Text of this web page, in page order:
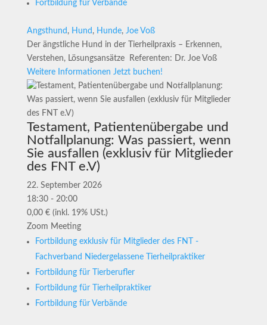
Fortbildung für Verbände
Angsthund , Hund , Hunde, Joe Voß
Der ängstliche Hund in der Tierheilpraxis – Erkennen,
Verstehen, Lösungsansätze Referenten: Dr. Joe Voß
Weitere Informationen Jetzt buchen!
Testament, Patientenübergabe und
Notfallplanung: Was passiert, wenn
Sie ausfallen (exklusiv für Mitglieder
des FNT e.V)
22. September 2026
18:30 - 20:00
0,00 € (inkl. 19% USt.)
Zoom Meeting
Fortbildung exklusiv für Mitglieder des FNT -
Fachverband Niedergelassene Tierheilpraktiker
Fortbildung für Tierberufler
Fortbildung für Tierheilpraktiker
Fortbildung für Verbände